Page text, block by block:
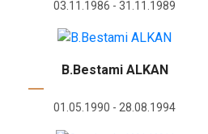
03.11.1986 - 31.11.1989
B.Bestami ALKAN
01.05.1990 - 28.08.1994